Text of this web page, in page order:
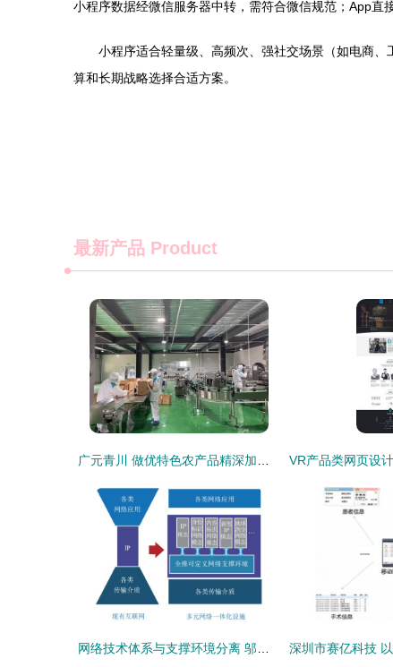
小程序数据经微信服务器中转，需符合微信规范；App直
小程序适合轻量级、高频次、强社交场景（如电商
算和长期战略选择合适方案。
最新产品 Product